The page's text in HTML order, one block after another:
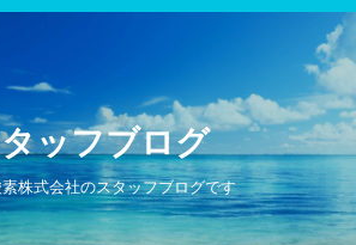
ッフブログ
株式会社のスタッフブログです